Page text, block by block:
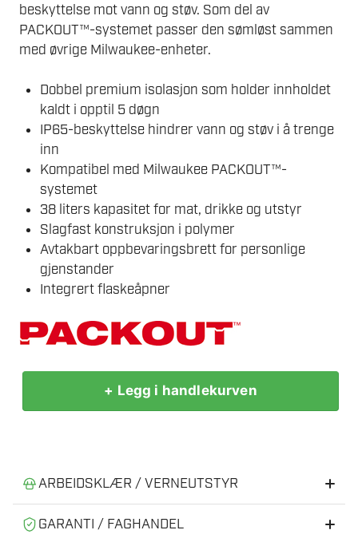
beskyttelse mot vann og støv. Som del av
PACKOUT™-systemet passer den sømløst sammen
med øvrige Milwaukee-enheter.
Dobbel premium isolasjon som holder innholdet
kaldt i opptil 5 døgn
IP65-beskyttelse hindrer vann og støv i å trenge
inn
Kompatibel med Milwaukee PACKOUT™-
systemet
38 liters kapasitet for mat, drikke og utstyr
Slagfast konstruksjon i polymer
Avtakbart oppbevaringsbrett for personlige
gjenstander
Integrert flaskeåpner
antall
+ Legg i handlekurven
ARBEIDSKLÆR / VERNEUTSTYR
Anbefalt verneutstyr og arbeidsklær
GARANTI / FAGHANDEL